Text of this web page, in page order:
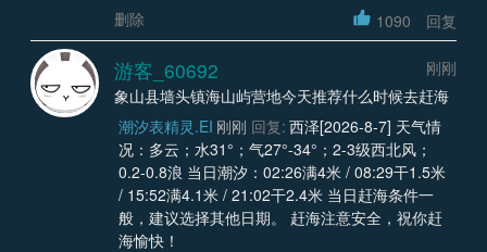
删除
1090 回复
游客_60692
刚刚
象山县墙头镇海山屿营地今天推荐什么时候去赶海
潮汐表精灵.EI 刚刚 回复: 西泽[2026-8-7] 天气情
况：多云；水31°；气27°-34°；2-3级西北风；
0.2-0.8浪 当日潮汐：02:26满4米 / 08:29干1.5米
/ 15:52满4.1米 / 21:02干2.4米 当日赶海条件一
般，建议选择其他日期。 赶海注意安全，祝你赶
海愉快！